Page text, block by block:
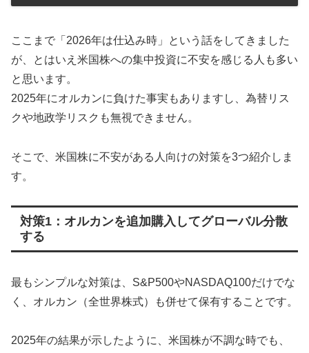
ここまで「2026年は仕込み時」という話をしてきました
が、とはいえ米国株への集中投資に不安を感じる人も多い
と思います。
2025年にオルカンに負けた事実もありますし、為替リス
クや地政学リスクも無視できません。
そこで、米国株に不安がある人向けの対策を3つ紹介しま
す。
対策1：オルカンを追加購入してグローバル分散
する
最もシンプルな対策は、S&P500やNASDAQ100だけでな
く、オルカン（全世界株式）も併せて保有することです。
2025年の結果が示したように、米国株が不調な時でも、